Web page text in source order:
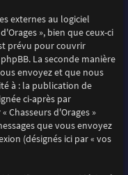
externes au logiciel
», bien que ceux-ci
prévu pour couvrir
La seconde manière
envoyez et que nous
à : la publication de
ci-après par
Chasseurs d'Orages »
que vous envoyez
(désignés ici par « vos